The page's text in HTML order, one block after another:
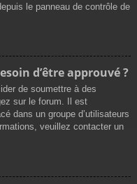
le panneau de contrôle de
d’être approuvé ?
de soumettre à des
sur le forum. Il est
dans un groupe d’utilisateurs
veuillez contacter un